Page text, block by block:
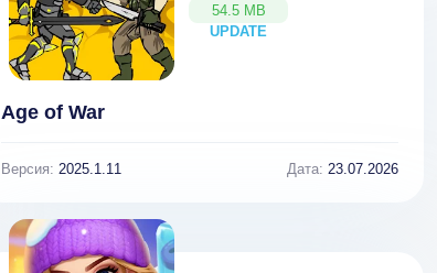
54.5 MB
UPDATE
NEW
Age of War
Версия: 2025.1.11 Дата: 23.07.2026